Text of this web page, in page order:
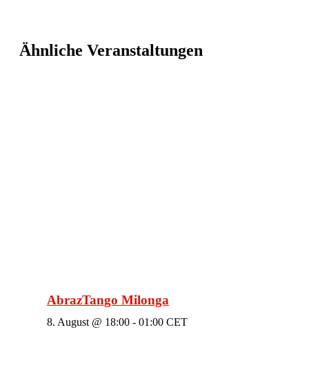
Ähnliche Veranstaltungen
AbrazTango Milonga
8. August @ 18:00 - 01:00 CET